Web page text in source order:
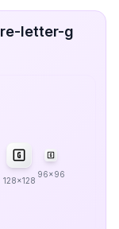
letter-g
128x128
96x96